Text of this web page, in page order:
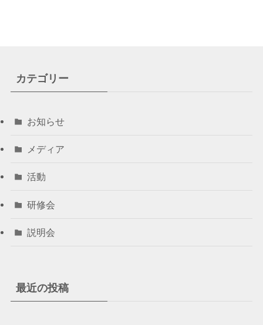
カテゴリー
お知らせ
メディア
活動
研修会
説明会
最近の投稿